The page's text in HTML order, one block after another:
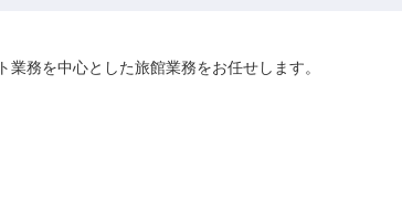
務を中心とした旅館業務をお任せします。